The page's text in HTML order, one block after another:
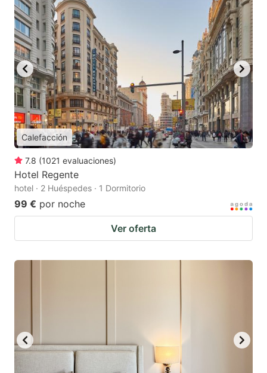
Calefacción
7.8 (1021 evaluaciones)
Hotel Regente
hotel · 2 Huéspedes · 1 Dormitorio
99 € por noche
Ver oferta